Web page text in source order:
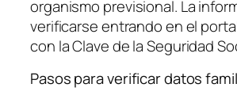
organismo previsional. La
verificarse entrando en el
con la Clave de la Seguridad
Pasos para verificar datos